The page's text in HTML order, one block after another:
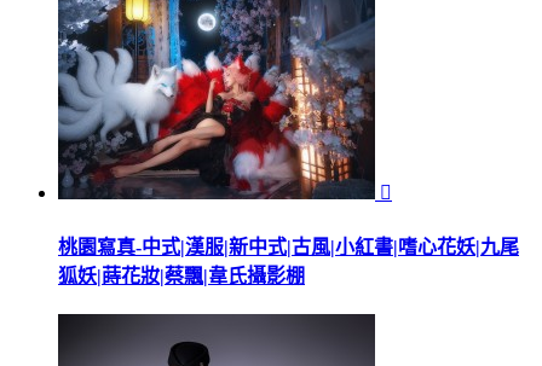

桃園寫真-中式|漢服|新中式|古風|小紅書|嗜心花妖|九尾
狐妖|蒔花妝|蔡飄|韋氏攝影棚